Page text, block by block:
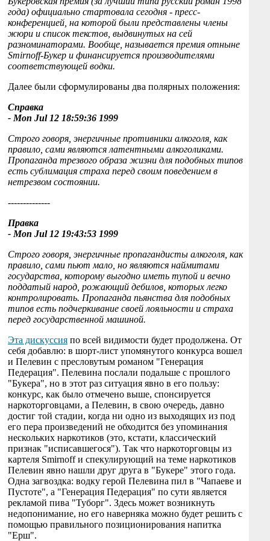
года) официально стартовала сегодня - пресс-
конференцией, на которой были представлены члены
жюри и список текстов, выдвинутых на сей
разноминаторами. Вообще, называется премия отныне
Smirnoff-Букер и финансируется производителями
соответствующей водки.
Далее были сформулированы два полярных положения:
Справка
- Mon Jul 12 18:59:36 1999
Строго говоря, энергичные противники алкоголя, как
правило, сами являются латентными алкоголиками.
Пропаганда трезвого образа жизни для подобных типов
есть сублимация страха перед своим поведением в
нетрезвом состоянии.
--------------
Правка
- Mon Jul 12 19:43:53 1999
Строго говоря, энергичные пропагандисты алкоголя, как
правило, сами пьют мало, но являются наймитами
государства, которому выгодно иметь тупой и вечно
поддатый народ, рожающий дебилов, которых легко
контролировать. Пропаганда пьянства для подобных
типов есть подчеркивание своей лояльности и страха
перед государственной машиной.
Эта дискуссия по всей видимости будет продолжена. От
себя добавлю: в шорт-лист упомянутого конкурса вошел
и Пелевин с пресловутым романом "Генерация
Педерация". Пелевина послали подальше с прошлого
"Букера", но в этот раз ситуация явно в его пользу:
конкурс, как было отмечено выше, спонсируется
наркоторговцами, а Пелевин, в свою очередь, давно
достиг той стадии, когда ни одно из выходящих из под
его пера произведений не обходится без упоминания
нескольких наркотиков (это, кстати, классический
признак "исписавшегося"). Так что наркоторговцы из
картеля Smirnoff и спекулирующий на теме наркотиков
Пелевин явно нашли друг друга в "Букере" этого года.
Одна загвоздка: водку герой Пелевина пил в "Чапаеве и
Пустоте", а "Генерация Педерация" по сути является
рекламой пива "Туборг". Здесь может возникнуть
недопонимание, но его наверняка можно будет решить с
помощью правильного позиционирования напитка
"Ерш".